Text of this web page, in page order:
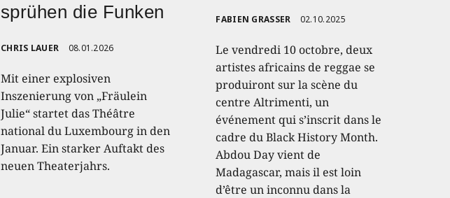
sprühen die Funken
CHRIS LAUER 08.01.2026
Mit einer explosiven
Inszenierung von „Fräulein
Julie“ startet das Théâtre
national du Luxembourg in den
Januar. Ein starker Auftakt des
neuen Theaterjahrs.
FABIEN GRASSER 02.10.2025
Le vendredi 10 octobre, deux
artistes africains de reggae se
produiront sur la scène du
centre Altrimenti, un
événement qui s’inscrit dans le
cadre du Black History Month.
Abdou Day vient de
Madagascar, mais il est loin
d’être un inconnu dans la